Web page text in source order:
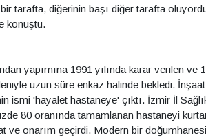
tarafta, diğerinin başı diğer tarafta
konuştu.
yapımına 1991 yılında karar verilen
uzun süre enkaz halinde bekledi.
ismi 'hayalet hastaneye' çıktı. İzmir İl
80 oranında tamamlanan hastaneyi
ve onarım geçirdi. Modern bir